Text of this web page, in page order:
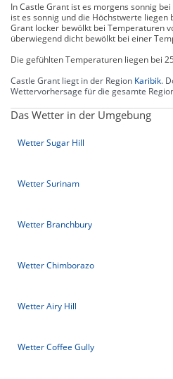
In Castle Grant ist es morgens sonnig
ist es sonnig und die Höchstwerte liegen
Grant locker bewölkt bei Temperaturen
überwiegend dicht bewölkt bei einer
Die gefühlten Temperaturen liegen bei
Castle Grant liegt in der Region Karibik.
Wettervorhersage für die gesamte
Das Wetter in der Umgebung
Wetter Sugar Hill
Wetter Surinam
Wetter Branchbury
Wetter Chimborazo
Wetter Airy Hill
Wetter Coffee Gully